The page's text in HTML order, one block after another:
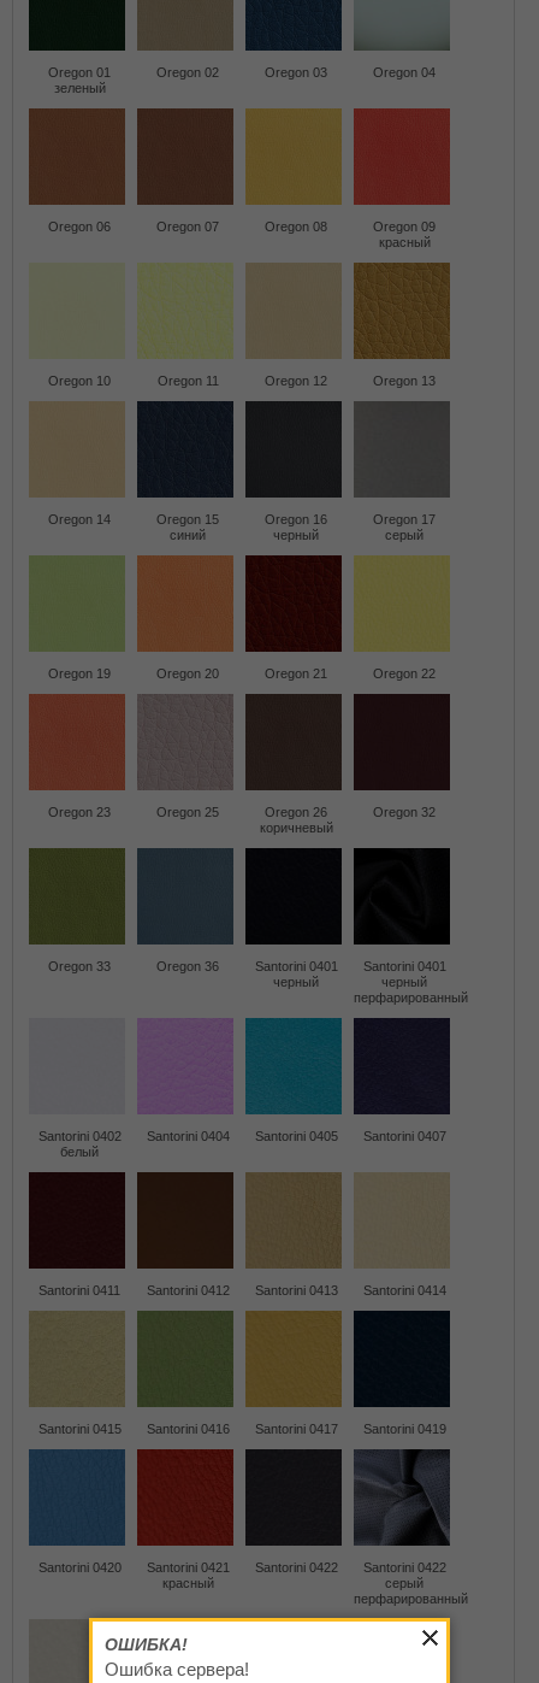
Oregon 01
зеленый
Oregon 02 Oregon 03 Oregon 04
Oregon 06 Oregon 07 Oregon 08
Oregon 09
красный
Oregon 10 Oregon 11 Oregon 12 Oregon 13
Oregon 14
Oregon 15
синий
Oregon 16
черный
Oregon 17
серый
Oregon 19 Oregon 20 Oregon 21 Oregon 22
Oregon 23 Oregon 25
Oregon 26
коричневый
Oregon 32
Oregon 33 Oregon 36
Santorini 0401
черный
Santorini 0401
черный
перфарированный
Santorini 0402
белый
Santorini 0404 Santorini 0405 Santorini 0407
Santorini 0411 Santorini 0412 Santorini 0413 Santorini 0414
Santorini 0415 Santorini 0416 Santorini 0417 Santorini 0419
Santorini 0420
Santorini 0421
красный
Santorini 0422
Santorini 0422
серый
перфарированный
ОШИБКА!
Ошибка сервера!